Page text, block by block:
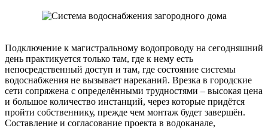
Подключение к магистральному водопроводу на сегодняшний
день практикуется только там, где к нему есть
непосредственный доступ и там, где состояние системы
водоснабжения не вызывает нареканий. Врезка в городские
сети сопряжена с определёнными трудностями – высокая цена
и большое количество инстанций, через которые придётся
пройти собственнику, прежде чем монтаж будет завершён.
Составление и согласование проекта в водоканале,